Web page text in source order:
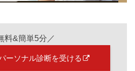
料&簡単5分／
ーソナル診断を受ける